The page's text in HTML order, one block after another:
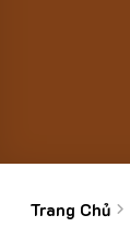
Trang Chủ